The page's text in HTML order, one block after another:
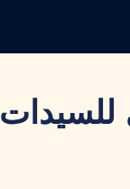
للسيدات